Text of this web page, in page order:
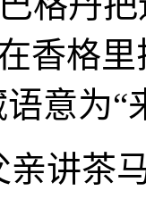
香格
意为“
讲茶马